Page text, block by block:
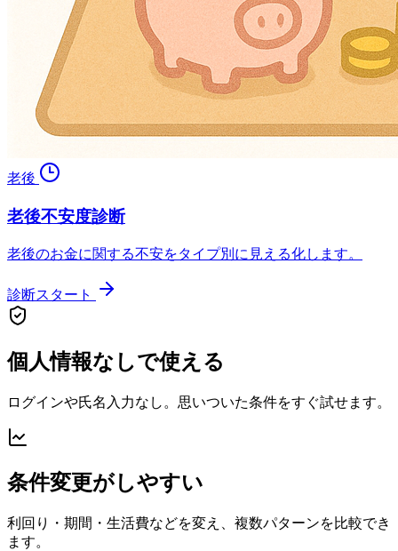
老後
老後不安度診断
老後のお金に関する不安をタイプ別に見える化します。
診断スタート
個人情報なしで使える
ログインや氏名入力なし。思いついた条件をすぐ試せます。
条件変更がしやすい
利回り・期間・生活費などを変え、複数パターンを比較でき
ます。